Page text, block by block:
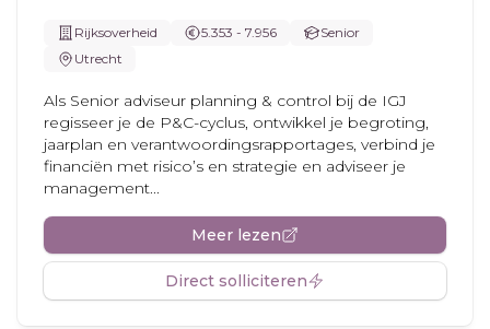
Rijksoverheid 5.353 - 7.956
Senior
Utrecht
Als Senior adviseur planning & control bij de IGJ
regisseer je de P&C-cyclus, ontwikkel je begroting,
jaarplan en verantwoordingsrapportages, verbind je
financiën met risico’s en strategie en adviseer je
management...
Meer lezen
Direct solliciteren